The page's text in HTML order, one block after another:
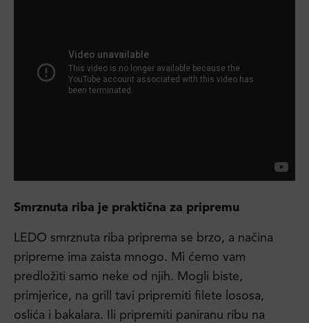
Smrznuta riba je praktična za pripremu
LEDO smrznuta riba priprema se brzo, a načina
pripreme ima zaista mnogo. Mi ćemo vam
predložiti samo neke od njih. Mogli biste,
primjerice, na grill tavi pripremiti filete lososa,
oslića i bakalara. Ili pripremiti paniranu ribu na